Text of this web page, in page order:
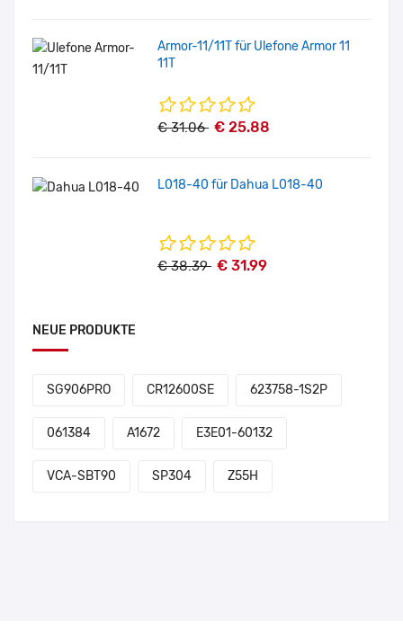
Armor-11/11T für Ulefone Armor 11
11T
€ 31.06 € 25.88
L018-40 für Dahua L018-40
€ 38.39 € 31.99
NEUE PRODUKTE
SG906PRO CR12600SE 623758-1S2P
061384 A1672 E3E01-60132
VCA-SBT90 SP304 Z55H